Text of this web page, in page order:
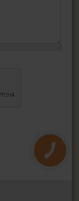
КНОПКА
ЗВ'ЯЗКУ